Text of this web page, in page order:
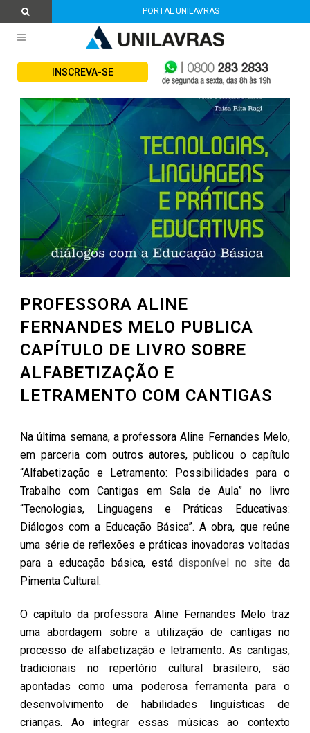
PORTAL UNILAVRAS
INSCREVA-SE
PROFESSORA ALINE
FERNANDES MELO PUBLICA
CAPÍTULO DE LIVRO SOBRE
ALFABETIZAÇÃO E
LETRAMENTO COM CANTIGAS
Na última semana, a professora Aline Fernandes Melo,
em parceria com outros autores, publicou o capítulo
“Alfabetização e Letramento: Possibilidades para o
Trabalho com Cantigas em Sala de Aula” no livro
“Tecnologias, Linguagens e Práticas Educativas:
Diálogos com a Educação Básica”. A obra, que reúne
uma série de reflexões e práticas inovadoras voltadas
para a educação básica, estádisponível no site da
Pimenta Cultural.
O capítulo da professora Aline Fernandes Melo traz
uma abordagem sobre a utilização de cantigas no
processo de alfabetização e letramento. As cantigas,
tradicionais no repertório cultural brasileiro, são
apontadas como uma poderosa ferramenta para o
desenvolvimento de habilidades linguísticas de
crianças. Ao integrar essas músicas ao contexto